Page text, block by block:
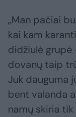
„Man pačiai
kai kam
didžiulė grupė
dovanų taip
Juk dauguma
bent valanda
namų skiria